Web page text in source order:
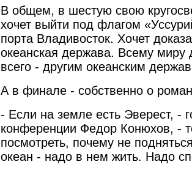
В общем, в шестую свою
хочет выйти под флагом
порта Владивосток. Хочет
океанская держава. Всему миру
всего - другим океанским
А в финале - собственно о
- Если на земле есть Эверест, -
конференции Федор Конюхов, -
посмотреть, почему не
океан - надо в нем жить. Надо